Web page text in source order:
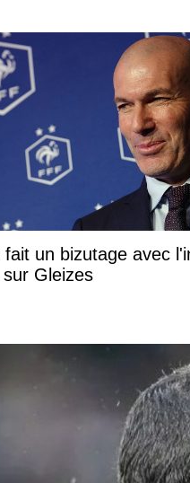
fait un bizutage avec
Gleizes